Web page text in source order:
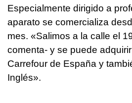
Especialmente dirigido a
aparato se comercializa
mes. «Salimos a la calle el
comenta- y se puede
Carrefour de España y
Inglés».